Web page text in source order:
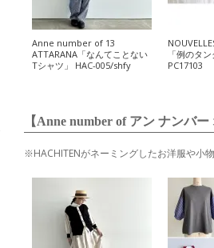
Anne number of 13
ATTARANA「なんてことない
Tシャツ」 HAC-005/shfy
「例のタ
PC17103
【Anne number of アン ナンバー
※HACHITENがネーミングしたお洋服や小物